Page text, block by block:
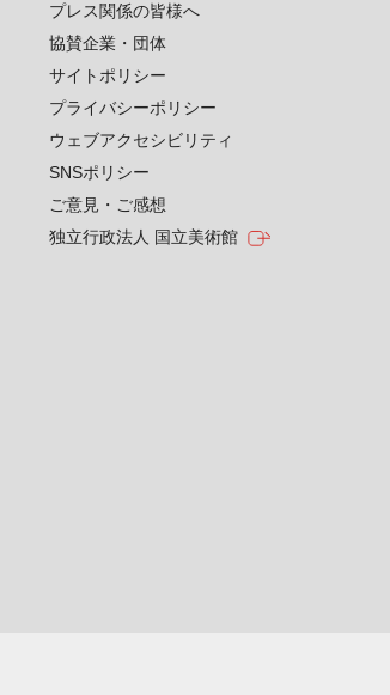
プレス関係の皆様へ
協賛企業・団体
サイトポリシー
プライバシーポリシー
ウェブアクセシビリティ
SNSポリシー
ご意見・ご感想
独立行政法人 国立美術館